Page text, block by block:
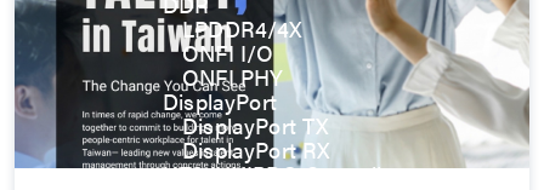
LPDDR4/4X
ONFI I/O
ONFI PHY
DisplayPort
DisplayPort TX
DisplayPort RX
UFS/UNIPRO Controller